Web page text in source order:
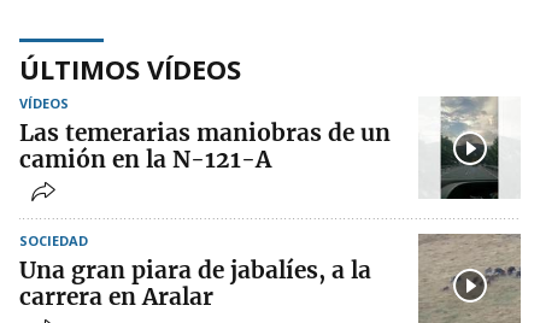
ÚLTIMOS VÍDEOS
VÍDEOS
Las temerarias maniobras de un
camión en la N-121-A
SOCIEDAD
Una gran piara de jabalíes, a la
carrera en Aralar